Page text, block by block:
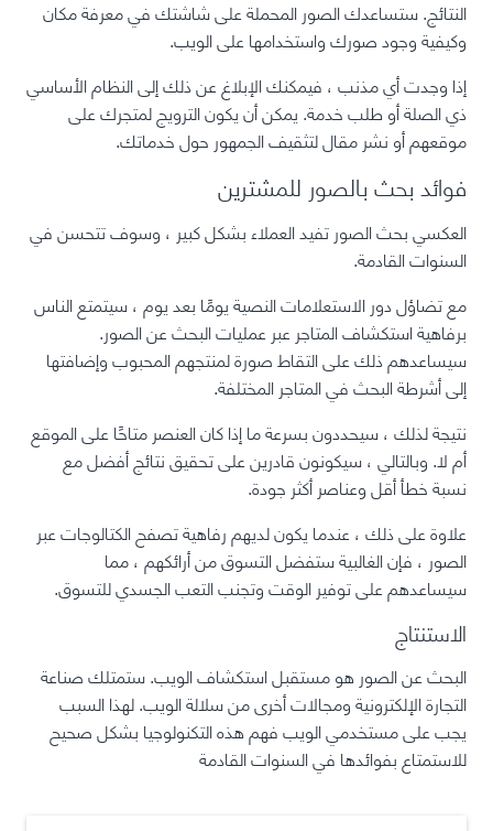
النتائج. ستساعدك الصور المحملة على شاشتك في معرفة مكان
وكيفية وجود صورك واستخدامها على الويب.
إذا وجدت أي مذنب ، فيمكنك الإبلاغ عن ذلك إلى النظام الأساسي
ذي الصلة أو طلب خدمة. يمكن أن يكون الترويج لمتجرك على
موقعهم أو نشر مقال لتثقيف الجمهور حول خدماتك.
فوائد بحث بالصور للمشترين
العكسي بحث الصور تفيد العملاء بشكل كبير ، وسوف تتحسن في
السنوات القادمة.
مع تضاؤل ​​دور الاستعلامات النصية يومًا بعد يوم ، سيتمتع الناس
برفاهية استكشاف المتاجر عبر عمليات البحث عن الصور.
سيساعدهم ذلك على التقاط صورة لمنتجهم المحبوب وإضافتها
إلى أشرطة البحث في المتاجر المختلفة.
نتيجة لذلك ، سيحددون بسرعة ما إذا كان العنصر متاحًا على الموقع
أم لا. وبالتالي ، سيكونون قادرين على تحقيق نتائج أفضل مع
نسبة خطأ أقل وعناصر أكثر جودة.
علاوة على ذلك ، عندما يكون لديهم رفاهية تصفح الكتالوجات عبر
الصور ، فإن الغالبية ستفضل التسوق من أرائكهم ، مما
سيساعدهم على توفير الوقت وتجنب التعب الجسدي للتسوق.
الاستنتاج
البحث عن الصور هو مستقبل استكشاف الويب. ستمتلك صناعة
التجارة الإلكترونية ومجالات أخرى من سلالة الويب. لهذا السبب
يجب على مستخدمي الويب فهم هذه التكنولوجيا بشكل صحيح
للاستمتاع بفوائدها في السنوات القادمة